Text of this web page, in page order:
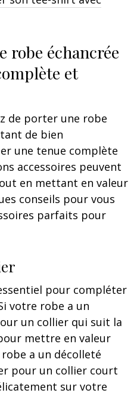
robe échancrée
et
de porter une robe
de bien
une tenue complète
accessoires peuvent
en mettant en valeur
conseils pour vous
parfaits pour
pour compléter
votre robe a un
un collier qui suit la
mettre en valeur
a un décolleté
pour un collier court
sur votre